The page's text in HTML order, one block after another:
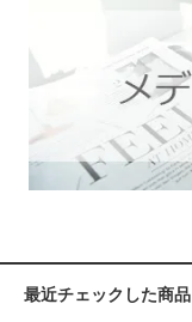
最近チェックした商品